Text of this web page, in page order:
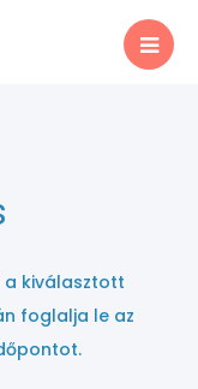
a kiválasztott
foglalja le az